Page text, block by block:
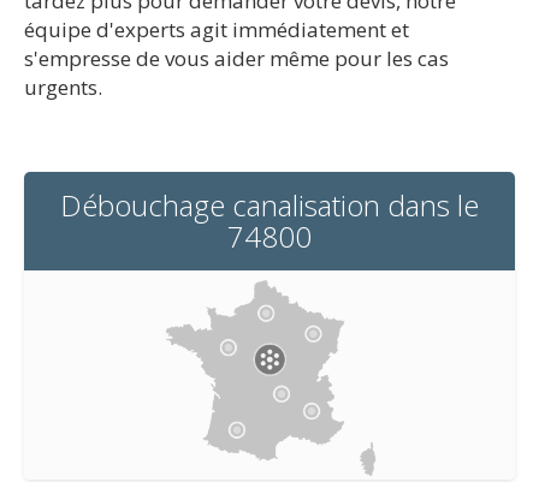
équipe d'experts agit immédiatement et
s'empresse de vous aider même pour les cas
urgents.
Débouchage canalisation dans le
74800